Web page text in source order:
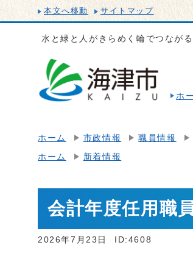
本文へ移動 サイトマップ
水と緑と人がきらめく輪でつなが
ホ
ホーム 市政情報 職員情報
ホーム 新着情報
会計年度任用職
2026年7月23日 ID:4608